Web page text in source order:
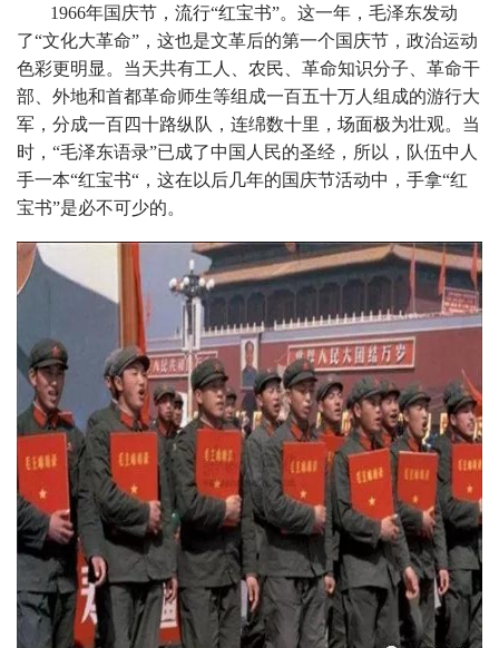
1966年国庆节，流行“红宝书”。这一年，毛泽东发动
了“文化大革命”，这也是文革后的第一个国庆节，政治运动
色彩更明显。当天共有工人、农民、革命知识分子、革命干
部、外地和首都革命师生等组成一百五十万人组成的游行大
军，分成一百四十路纵队，连绵数十里，场面极为壮观。当
时，“毛泽东语录”已成了中国人民的圣经，所以，队伍中人
手一本“红宝书“，这在以后几年的国庆节活动中，手拿“红
宝书”是必不可少的。